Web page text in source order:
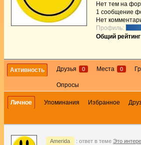
Нет тем на
1 сообщение
Нет
Профиль:
Общий
Активность Друзья 0 Места 0
Опросы
Личное Упоминания Избранное
Amerida : ответ в теме Это